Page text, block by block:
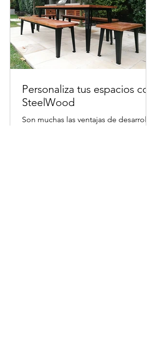
Personaliza tus espacios con
SteelWood
Son muchas las ventajas de desarrollar